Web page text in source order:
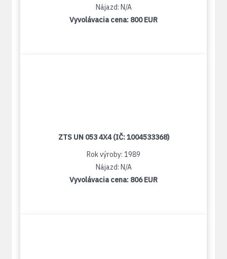
Nájazd: N/A
Vyvolávacia cena: 800 EUR
ZTS UN 053 4X4 (IČ: 1004533368)
Rok výroby: 1989
Nájazd: N/A
Vyvolávacia cena: 806 EUR